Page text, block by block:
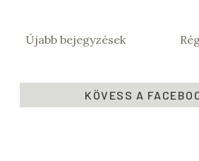
Újabb bejegyzések
KÖVESS A